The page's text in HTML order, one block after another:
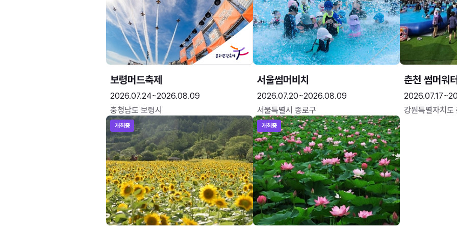
보령머드축제
2026.07.24~2026.08.09
충청남도 보령시
서울썸머비치
2026.07.20~2026.08.09
서울특별시 종로구
춘천 썸머워
강원특별자치도
개최중 개최중